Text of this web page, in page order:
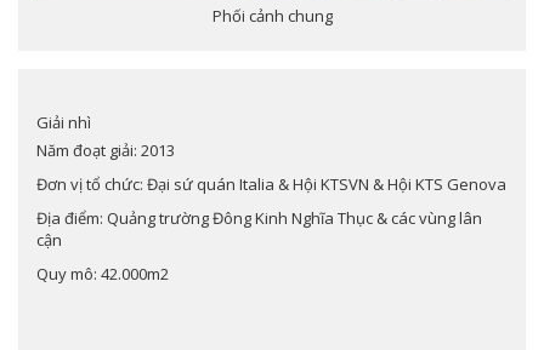
Phối cảnh chung
Giải nhì
Năm đoạt giải: 2013
Đơn vị tổ chức: Đại sứ quán Italia & Hội KTSVN & Hội KTS Genova
Địa điểm: Quảng trường Đông Kinh Nghĩa Thục & các vùng lân
cận
Quy mô: 42.000m2